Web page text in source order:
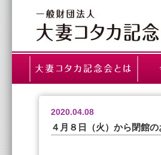
2020.04.08
４月８日（火）から閉館